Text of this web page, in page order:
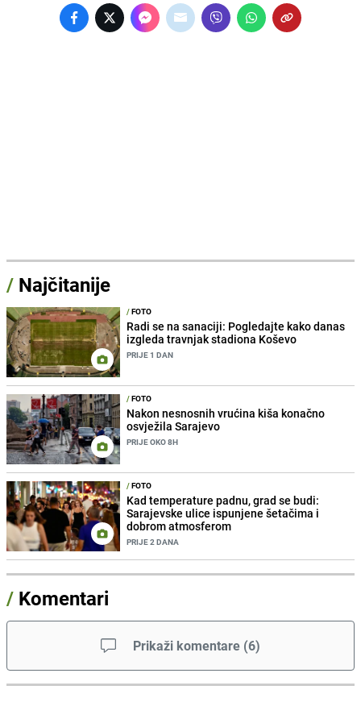
/ Najčitanije
/FOTO
Radi se na sanaciji: Pogledajte kako danas
izgleda travnjak stadiona Koševo
PRIJE 1 DAN
/FOTO
Nakon nesnosnih vrućina kiša konačno
osvježila Sarajevo
PRIJE OKO 8H
/FOTO
Kad temperature padnu, grad se budi:
Sarajevske ulice ispunjene šetačima i
dobrom atmosferom
PRIJE 2 DANA
/ Komentari
Prikaži komentare (6)